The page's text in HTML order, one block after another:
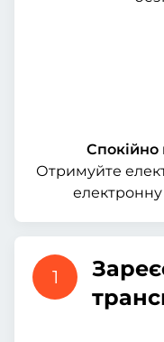
Спокійно
Отримуйте
1